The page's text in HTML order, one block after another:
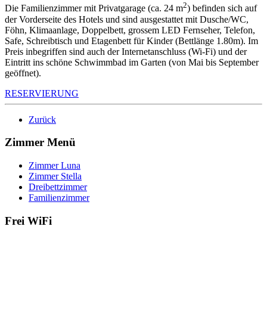
Die Familienzimmer mit Privatgarage (ca. 24 m2) befinden sich auf
der Vorderseite des Hotels und sind ausgestattet mit Dusche/WC,
Föhn, Klimaanlage, Doppelbett, grossem LED Fernseher, Telefon,
Safe, Schreibtisch und Etagenbett für Kinder (Bettlänge 1.80m). Im
Preis inbegriffen sind auch der Internetanschluss (Wi-Fi) und der
Eintritt ins schöne Schwimmbad im Garten (von Mai bis September
geöffnet).
RESERVIERUNG
Zurück
Zimmer Menü
Zimmer Luna
Zimmer Stella
Dreibettzimmer
Familienzimmer
Frei WiFi